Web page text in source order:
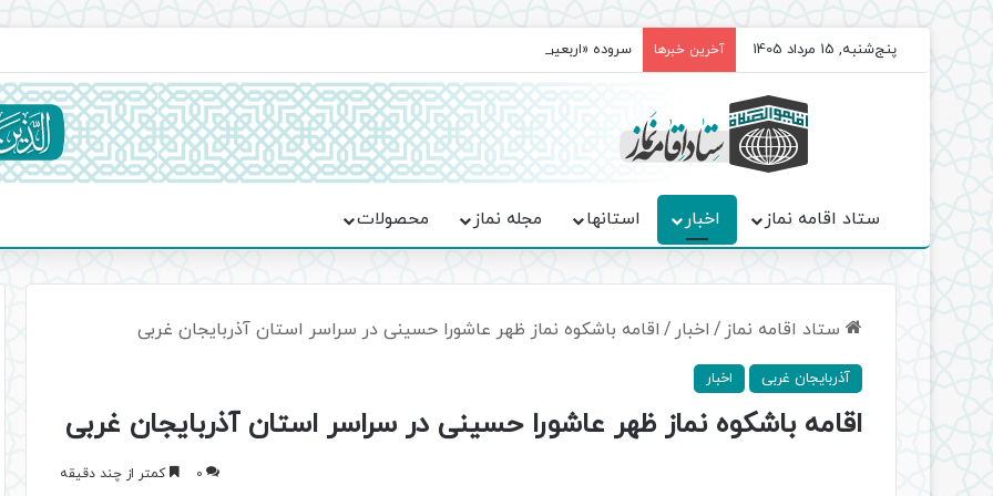
پنج‌شنبه, 15 مرداد 1405 آخرین خبرها سروده‌ «اربعین»؛ روایت حماسه، استقامت و تمدن‌سازی امت اسلامی
ستاد اقامه نماز اخبار استانها مجله نماز محصولات
ستاد اقامه نماز / اخبار / اقامه باشکوه نماز ظهر عاشورا حسینی در سراسر استان آذربایجان غربی
آذربایجان غربی اخبار
اقامه باشکوه نماز ظهر عاشورا حسینی در سراسر استان آذربایجان غربی
0 کمتر از چند دقیقه